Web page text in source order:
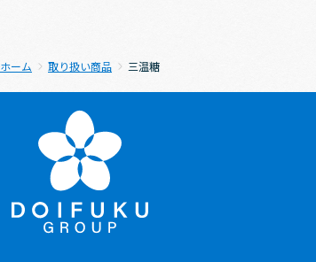
ホーム 取り扱い商品 三温糖